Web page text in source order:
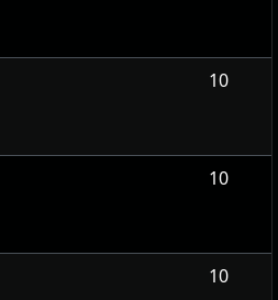
10
10
10